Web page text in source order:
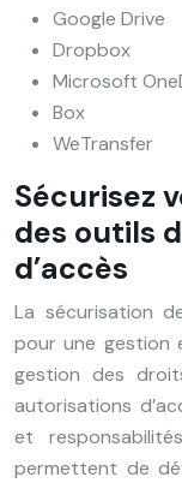
Google Drive
Dropbox
Microsoft
Box
WeTransfer
Sécurisez
des outils
d’accès
La sécurisation
pour une gestion
gestion des
autorisations
et
permettent de